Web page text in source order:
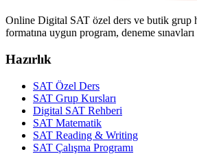
Online Digital SAT özel ders ve butik grup
formatına uygun program, deneme sınavları
Hazırlık
SAT Özel Ders
SAT Grup Kursları
Digital SAT Rehberi
SAT Matematik
SAT Reading & Writing
SAT Çalışma Programı